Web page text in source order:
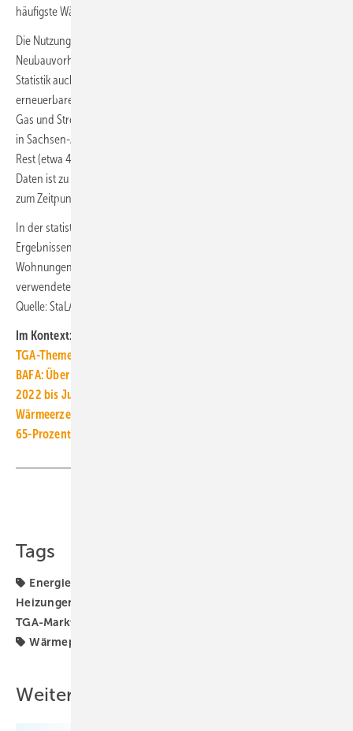
häufigste Wärmequelle ist.
Die Nutzung erneuerbarer Energien wird in insgesamt 83,6 % der
Neubauvorhaben beabsichtigt. Neben Wärmepumpen zählt die
Statistik auch Holz-Brennstoffe, Biogas und sonstige Biomasse zu den
erneuerbaren Heizenergien. Konventionelle Energieträger wie Heizöl,
Gas und Strom nehmen bei der Planung von neuen Wohngebäuden
in Sachsen-Anhalt derzeit nur noch einen Anteil von 12,2 % ein, der
Rest (etwa 4,2 %) entfällt auf Fernwärme. Bei der Betrachtung dieser
Daten ist zu beachten, dass es sich um die vorgesehene Beheizung
zum Zeitpunkt der Baugenehmigung handelt.
In der statistischen Region Sachsen-Anhalt war nach den
Ergebnissen des Mikrozensus aus 2018 Gas bei 47,8 % der bewohnten
Wohnungen in Wohngebäuden (ohne Wohnheime) die überwiegend
verwendete Energieart 2018. Siehe:
Quelle: StaLA / jv
Im Kontext:
TGA-Themenseite TGA-Marktdaten
BAFA: Über 600 000 BEG-EM-Förderanträge bis 14.08.2022
2022 bis Juli: 336 % mehr Förderanträge für Wärmepumpen
Wärmeerzeugerabsatz ändert sich (notgedrungen) nur langsam
65-Prozent-EE-Vorgabe: DVGW setzt auf Grüngas-Heizungen
Tags
Energieträger
Heizungen
TGA-Marktdaten
Wärmepumpen
Weitere Inhalte